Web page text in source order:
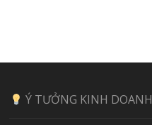
Ý TƯỞNG KINH DOANH